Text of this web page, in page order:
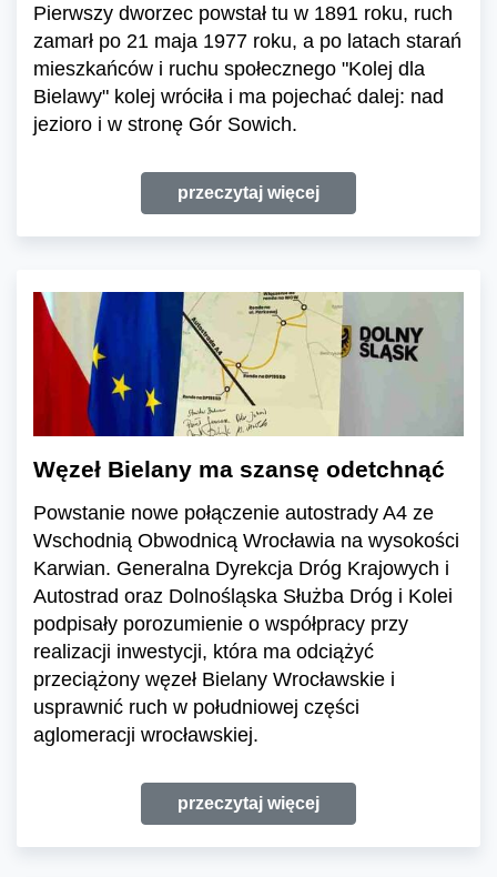
Pierwszy dworzec powstał tu w 1891 roku, ruch
zamarł po 21 maja 1977 roku, a po latach starań
mieszkańców i ruchu społecznego "Kolej dla
Bielawy" kolej wróciła i ma pojechać dalej: nad
jezioro i w stronę Gór Sowich.
przeczytaj więcej
Węzeł Bielany ma szansę odetchnąć
Powstanie nowe połączenie autostrady A4 ze
Wschodnią Obwodnicą Wrocławia na wysokości
Karwian. Generalna Dyrekcja Dróg Krajowych i
Autostrad oraz Dolnośląska Służba Dróg i Kolei
podpisały porozumienie o współpracy przy
realizacji inwestycji, która ma odciążyć
przeciążony węzeł Bielany Wrocławskie i
usprawnić ruch w południowej części
aglomeracji wrocławskiej.
przeczytaj więcej